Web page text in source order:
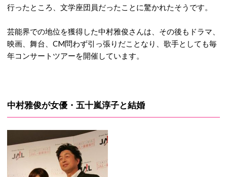
行ったところ、文学座団員だったことに驚かれたそうです。
芸能界での地位を獲得した中村雅俊さんは、その後もドラマ、
映画、舞台、CM問わず引っ張りだことなり、歌手としても毎
年コンサートツアーを開催しています。
中村雅俊が女優・五十嵐淳子と結婚